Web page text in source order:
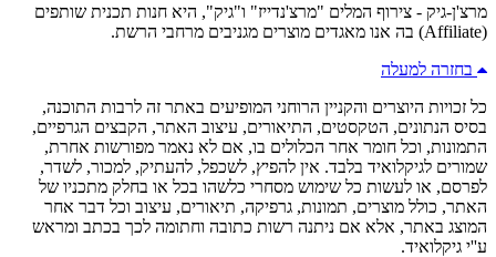
מרצ'ן-גיק - צירוף המלים "מרצ'נדייז" ו"גיק", היא חנות תכנית שותפים
(Affiliate) בה אנו מאגדים מוצרים מגניבים מרחבי הרשת.
בחזרה למעלה
כל זכויות היוצרים והקניין הרוחני המופיעים באתר זה לרבות התוכנה,
בסיס הנתונים, הטקסטים, התיאורים, עיצוב האתר, הקבצים הגרפיים,
התמונות, וכל חומר אחר הכלולים בו, אם לא נאמר מפורשות אחרת,
שמורים לגיקלואיד בלבד. אין להפיץ, לשכפל, להעתיק, למכור, לשדר,
לפרסם, או לעשות כל שימוש מסחרי כלשהו בכל או בחלק מתכניו של
האתר, כולל מוצרים, תמונות, גרפיקה, תיאורים, עיצוב וכל דבר אחר
המוצג באתר, אלא אם ניתנה רשות כתובה וחתומה לכך בכתב ומראש
ע''י גיקלואיד.